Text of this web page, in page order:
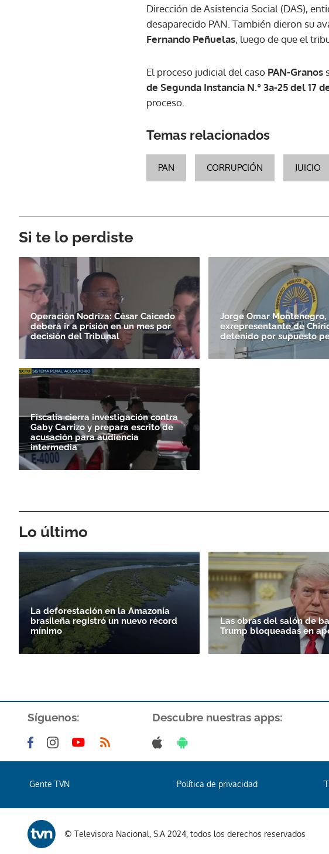
Dirección de Asistencia Social (DAS),
desaparecido PAN. También dieron su
Fernando Peñuelas, luego de que el
El proceso judicial del caso PAN-Granos
de Segunda Instancia N.° 3a-25 del 17
proceso.
Temas relacionados
PAN CORRUPCIÓN JUICIO
Si te lo perdiste
Operación Nodriza: César Caicedo
deberá ir a prisión en un mes por
decisión del Tribunal
Jorge Omar Montenegro,
exrepresentante de
detenido por supuesto
Fiscalía cierra investigación contra
Gaby Carrizo y prepara escrito de
acusación para audiencia
intermedia
Lo último
La deforestación en la Amazonía
brasileña registró un nuevo récord
mínimo
Las obras del salón de
Trump bloqueadas en
Síguenos: Descubre nuestras apps:
Gente TVN Política de privacidad
© Televisora Nacional, S.A 2024, todos los derechos reservados